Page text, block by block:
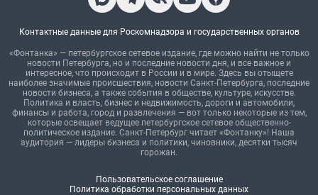
Контактные данные для Роскомнадзора и государственных органов
«Фонтанка» — петербургское сетевое издание, где можно найти не только
новости Петербурга, но и последние новости дня, и все важное и
интересное, что происходит в России и в мире. Здесь вы отыщете
наиболее значимые происшествия, новости Санкт-Петербурга, последние
новости бизнеса, а также события в обществе, культуре, искусстве.
Политика и власть, бизнес и недвижимость, дороги и автомобили,
финансы и работа, город и развлечения — вот только некоторые из тем,
которые освещает ведущее петербургское сетевое общественно-
политическое издание. Санкт-Петербург читает «Фонтанку»! Наша
аудитория — лидеры бизнеса и политики, чиновники, десятки тысяч
горожан.
Пользовательское соглашение
Политика обработки персональных данных